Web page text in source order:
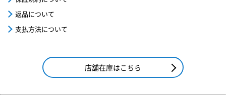
返品について
支払方法について
店舗在庫はこちら